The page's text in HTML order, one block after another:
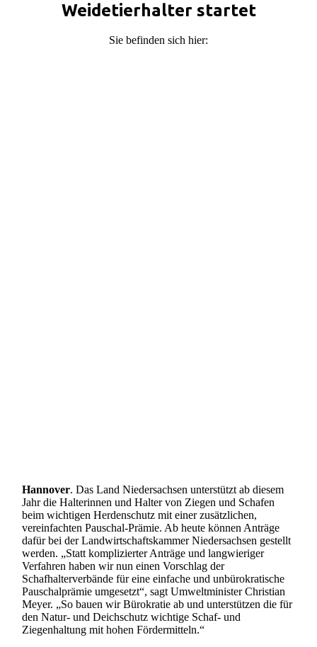
Weidetierhalter startet
Sie befinden sich hier:
Hannover. Das Land Niedersachsen unterstützt ab diesem
Jahr die Halterinnen und Halter von Ziegen und Schafen
beim wichtigen Herdenschutz mit einer zusätzlichen,
vereinfachten Pauschal-Prämie. Ab heute können Anträge
dafür bei der Landwirtschaftskammer Niedersachsen gestellt
werden. „Statt komplizierter Anträge und langwieriger
Verfahren haben wir nun einen Vorschlag der
Schafhalterverbände für eine einfache und unbürokratische
Pauschalprämie umgesetzt“, sagt Umweltminister Christian
Meyer. „So bauen wir Bürokratie ab und unterstützen die für
den Natur- und Deichschutz wichtige Schaf- und
Ziegenhaltung mit hohen Fördermitteln.“